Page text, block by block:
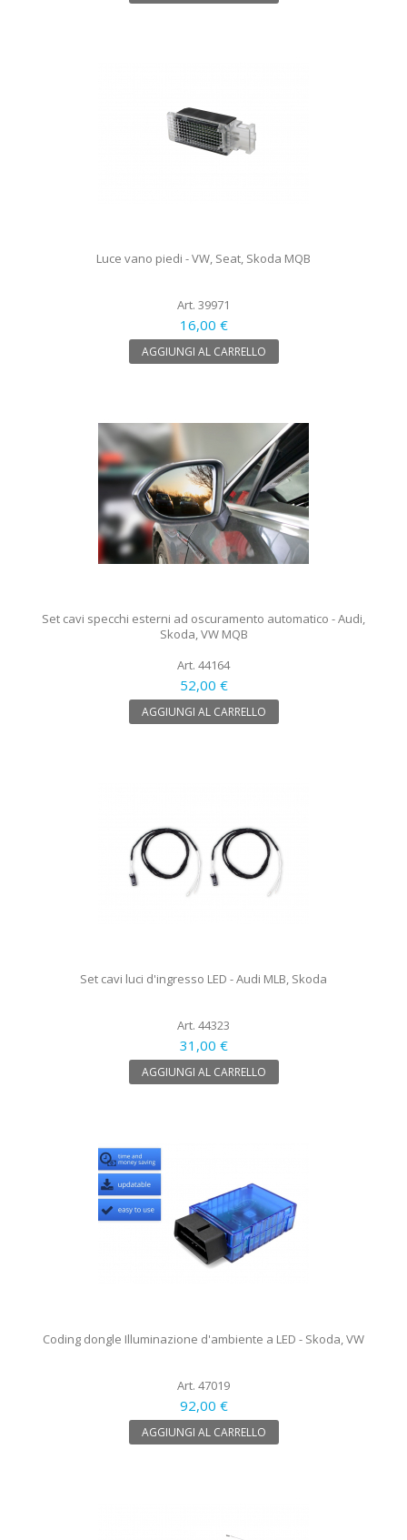
Luce vano piedi - VW, Seat, Skoda MQB
Art. 39971
16,00 €
AGGIUNGI AL CARRELLO
Set cavi specchi esterni ad oscuramento automatico - Audi,
Skoda, VW MQB
Art. 44164
52,00 €
AGGIUNGI AL CARRELLO
Set cavi luci d'ingresso LED - Audi MLB, Skoda
Art. 44323
31,00 €
AGGIUNGI AL CARRELLO
Coding dongle Illuminazione d'ambiente a LED - Skoda, VW
Art. 47019
92,00 €
AGGIUNGI AL CARRELLO